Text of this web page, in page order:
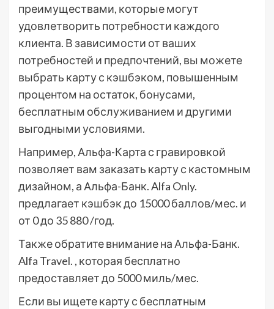
преимуществами, которые могут
удовлетворить потребности каждого
клиента. В зависимости от ваших
потребностей и предпочтений, вы можете
выбрать карту с кэшбэком, повышенным
процентом на остаток, бонусами,
бесплатным обслуживанием и другими
выгодными условиями.
Например, Альфа-Карта с гравировкой
позволяет вам заказать карту с кастомным
дизайном, а Альфа-Банк. Alfa Only.
предлагает кэшбэк до 15000 баллов/мес. и
от 0 до 35 880 /год.
Также обратите внимание на Альфа-Банк.
Alfa Travel. , которая бесплатно
предоставляет до 5000 миль/мес.
Если вы ищете карту с бесплатным